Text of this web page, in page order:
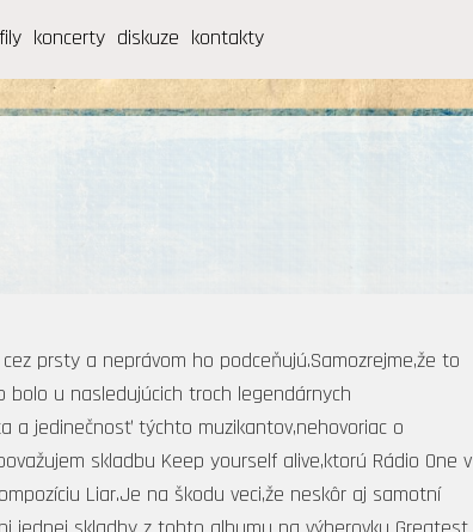
koncerty diskuze kontakty
prsty a neprávom ho podceňujú.Samozrejme,že to
u nasledujúcich troch legendárnych
a jedinečnosť týchto muzikantov,nehovoriac o
skladbu Keep yourself alive,ktorú Rádio One v
Liar.Je na škodu veci,že neskôr aj samotní